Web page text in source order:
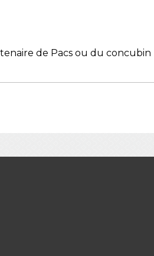
de Pacs ou du concubin